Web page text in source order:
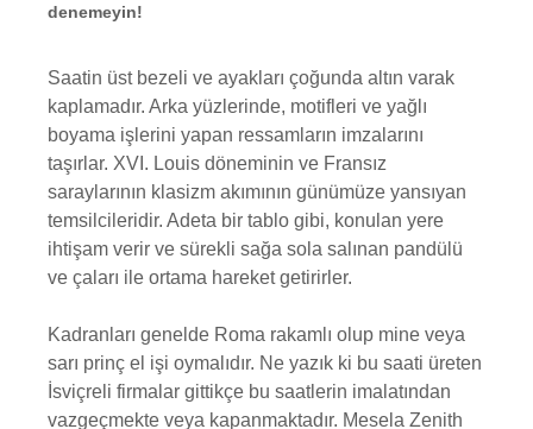
denemeyin!
Saatin üst bezeli ve ayakları çoğunda altın varak
kaplamadır. Arka yüzlerinde, motifleri ve yağlı
boyama işlerini yapan ressamların imzalarını
taşırlar. XVI. Louis döneminin ve Fransız
saraylarının klasizm akımının günümüze yansıyan
temsilcileridir. Adeta bir tablo gibi, konulan yere
ihtişam verir ve sürekli sağa sola salınan pandülü
ve çaları ile ortama hareket getirirler.
Kadranları genelde Roma rakamlı olup mine veya
sarı prinç el işi oymalıdır. Ne yazık ki bu saati üreten
İsviçreli firmalar gittikçe bu saatlerin imalatından
vazgeçmekte veya kapanmaktadır. Mesela Zenith